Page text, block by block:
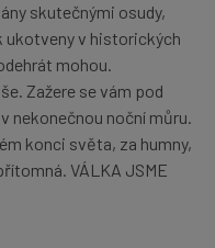
skutečnými osudy,
ukotveny v historických
mohou.
Zažere se vám pod
nekonečnou noční můru.
konci světa, za humny,
VÁLKA JSME